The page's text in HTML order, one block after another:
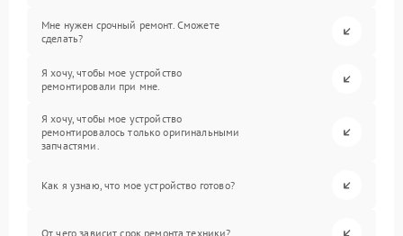
Мне нужен срочный ремонт. Сможете
сделать?
Я хочу, чтобы мое устройство
ремонтировали при мне.
Я хочу, чтобы мое устройство
ремонтировалось только оригинальными
запчастями.
Как я узнаю, что мое устройство готово?
От чего зависит срок ремонта техники?